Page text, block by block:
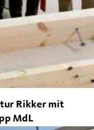
Rikker mit
MdL